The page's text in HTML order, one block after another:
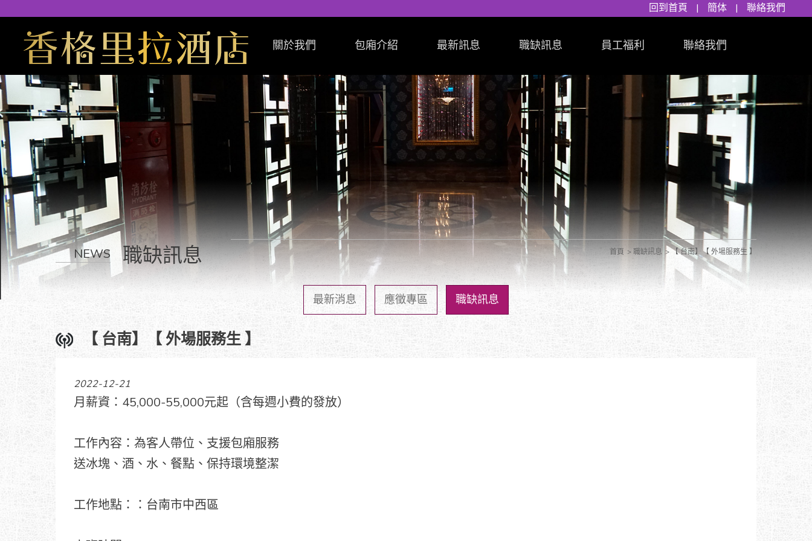
回到首頁 | 簡体 | 聯絡我們
關於我們 包廂介紹 最新訊息 職缺訊息 員工福利 聯絡我們
NEWS 職缺訊息 首頁 職缺訊息 【 台南】【 外場服務生 】
最新消息 應徵專區 職缺訊息
【 台南】【 外場服務生 】
2022-12-21
月薪資：45,000-55,000元起（含每週小費的發放）
工作內容：為客人帶位、支援包廂服務
送冰塊、酒、水、餐點、保持環境整潔
工作地點：：台南市中西區